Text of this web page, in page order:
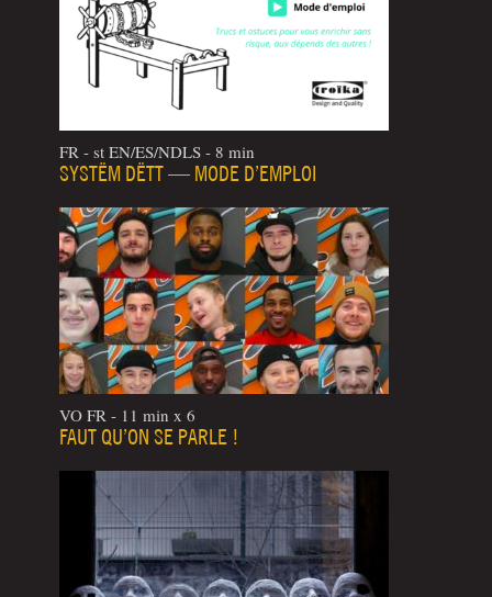
FR - st EN/ES/NDLS - 8 min
SYSTËM DËTT — MODE D’EMPLOI
VO FR - 11 min x 6
FAUT QU’ON SE PARLE !